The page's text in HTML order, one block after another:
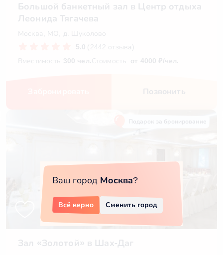
Большой банкетный зал в Центр отдыха
Леонида Тягачева
Москва, МО, д. Шуколово
5.0 (2442 отзыва)
Вместимость 300 чел.Стоимость: от 4000 ₽/чел.
Позвонить
Зал «Золотой» в Шах-Даг
Ваш город Москва?
Всё верно Сменить город